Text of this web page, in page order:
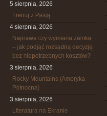
5 sierpnia, 2026
Trenuj z Pasją
4 sierpnia, 2026
Naprawa czy wymiana zamka
– jak podjąć rozsądną decyzję
bez niepotrzebnych kosztów?
3 sierpnia, 2026
Rocky Mountains (Ameryka
Północna)
3 sierpnia, 2026
Literatura na Ekranie